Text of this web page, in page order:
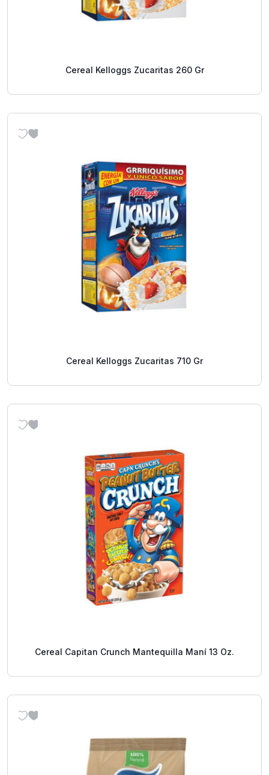
Cereal Kelloggs Zucaritas 260 Gr
Cereal Kelloggs Zucaritas 710 Gr
Cereal Capitan Crunch Mantequilla Maní 13 Oz.